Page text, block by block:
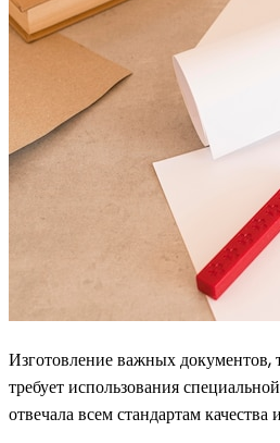
Изготовление важных документов,
требует использования
отвечала всем стандартам